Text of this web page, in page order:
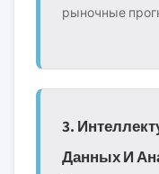
рыночные
3.
Данных И